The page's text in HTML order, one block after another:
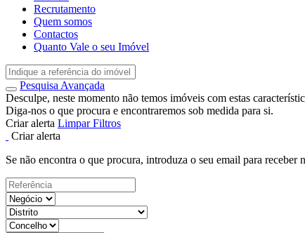
Recrutamento
Quem somos
Contactos
Quanto Vale o seu Imóvel
Pesquisa Avançada
Desculpe, neste momento não temos imóveis com estas
Diga-nos o que procura e encontraremos sob medida para si.
Criar alerta Limpar Filtros
Criar alerta
Se não encontra o que procura, introduza o seu email para